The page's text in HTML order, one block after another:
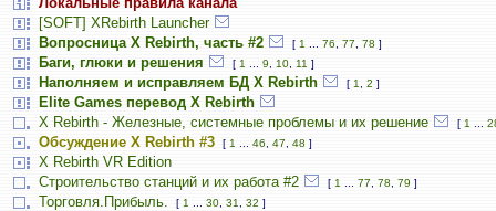
[SOFT] XRebirth Launcher
Вопросница X Rebirth, часть #2
[ 1 76 77 78 ]
Баги, глюки и решения [ 1 9 10 11 ]
Наполняем и исправляем БД X Rebirth [ 1 2 ]
Elite Games перевод X Rebirth
X Rebirth - Железные, системные проблемы и их решение
[ 1
Обсуждение X Rebirth #3 [ 1 46 47 48 ]
X Rebirth VR Edition
Строительство станций и их работа #2
[ 1 77 78 79 ]
Торговля.Прибыль. [ 1 30 31 32 ]